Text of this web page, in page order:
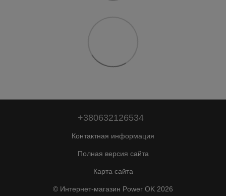
+380632126534
Контактная информация
Полная версия сайта
Карта сайта
© Интернет-магазин Power OK 2026